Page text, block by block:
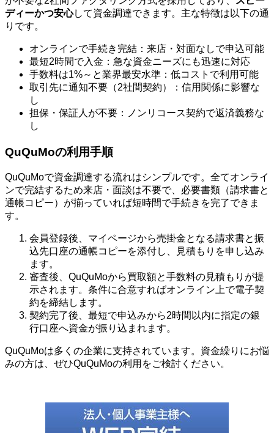
ディーかつ安心して資金調達できます。主な特徴は以下の通
りです。
オンラインで手続き完結：来店・対面なしで申込可能
最短2時間で入金：急な資金ニーズにも迅速に対応
手数料は1%～と業界最安水準：低コストで利用可能
取引先に通知不要（2社間契約）：信用関係に影響な
し
担保・保証人が不要：ノンリコース契約で返済義務な
し
QuQuMoの利用手順
QuQuMoで資金調達する流れはシンプルです。全てオンライ
ンで完結するため来店・面談は不要で、必要書類（請求書と
通帳コピー）が揃っていれば短時間で手続きを完了できま
す。
会員登録後、マイページから売掛金となる請求書と振
込先口座の通帳コピーを添付し、見積もりを申し込み
ます。
審査後、QuQuMoから買取額と手数料の見積もりが提
示されます。条件に合意すればオンライン上で電子契
約を締結します。
契約完了後、最短で申込みから2時間以内に指定の銀
行口座へ資金が振り込まれます。
QuQuMoは多くの企業に支持されています。資金繰りにお悩
みの方は、ぜひQuQuMoの利用をご検討ください。